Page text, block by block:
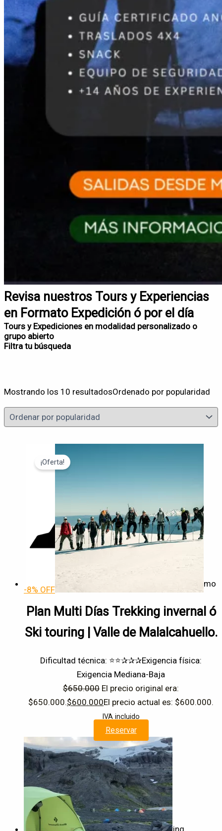
Revisa nuestros Tours y Experiencias
en Formato Expedición ó por el día
Tours y Expediciones en modalidad personalizado o
grupo abierto
Filtra tu búsqueda
Price filter
En oferta
Escalada
Montañismo
Mountain bike
Temporada
Depende de condiciones
Estival
Todo el año
Mostrando los 10 resultadosOrdenado por popularidad
-8% OFF
¡Oferta!
Montañismo
Plan Multi Días Trekking invernal ó
Ski touring | Valle de Malalcahuello.
Dificultad técnica: ⭐⭐✰✰✰Exigencia física:
Exigencia Mediana-Baja
$650.000 El precio original era:
$650.000.$600.000El precio actual es: $600.000.
IVA incluido
Reservar
Trekking